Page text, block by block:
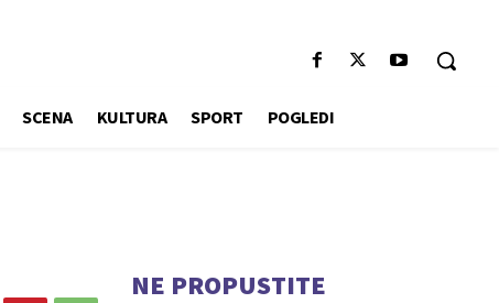
SCENA KULTURA SPORT POGLEDI
NE PROPUSTITE